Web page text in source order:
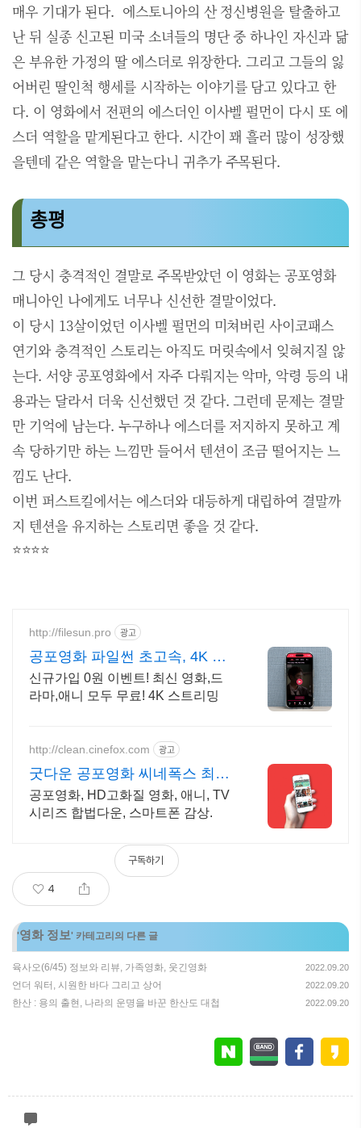
매우 기대가 된다. 에스토니아의 산 정신병원을 탈출하고
난 뒤 실종 신고된 미국 소녀들의 명단 중 하나인 자신과 닮
은 부유한 가정의 딸 에스더로 위장한다. 그리고 그들의 잃
어버린 딸인척 행세를 시작하는 이야기를 담고 있다고 한
다. 이 영화에서 전편의 에스더인 이사벨 펄먼이 다시 또 에
스더 역할을 맡게된다고 한다. 시간이 꽤 흘러 많이 성장했
을텐데 같은 역할을 맡는다니 귀추가 주목된다.
총평
그 당시 충격적인 결말로 주목받았던 이 영화는 공포영화
매니아인 나에게도 너무나 신선한 결말이었다.
이 당시 13살이었던 이사벨 펄먼의 미쳐버린 사이코패스
연기와 충격적인 스토리는 아직도 머릿속에서 잊혀지질 않
는다. 서양 공포영화에서 자주 다뤄지는 악마, 악령 등의 내
용과는 달라서 더욱 신선했던 것 같다. 그런데 문제는 결말
만 기억에 남는다. 누구하나 에스더를 저지하지 못하고 계
속 당하기만 하는 느낌만 들어서 텐션이 조금 떨어지는 느
낌도 난다.
이번 퍼스트킬에서는 에스더와 대등하게 대립하여 결말까
지 텐션을 유지하는 스토리면 좋을 것 같다.
⭐⭐⭐⭐
http://filesun.pro 광고
공포영화 파일썬 초고속, 4K 실
시간 보기!
신규가입 0원 이벤트! 최신 영화,드
라마,애니 모두 무료! 4K 스트리밍
http://clean.cinefox.com 광고
굿다운 공포영화 씨네폭스 최대
3만원+10%추가적립
공포영화, HD고화질 영화, 애니, TV
시리즈 합법다운, 스마트폰 감상.
4
구독하기
'영화 정보' 카테고리의 다른 글
육사오(6/45) 정보와 리뷰, 가족영화, 웃긴영화 2022.09.20
언더 워터, 시원한 바다 그리고 상어 2022.09.20
한산 : 용의 출현, 나라의 운명을 바꾼 한산도 대첩 2022.09.20